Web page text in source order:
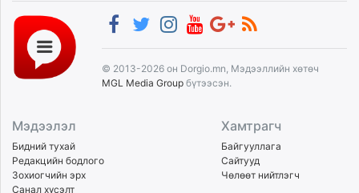
© 2013-2026 он Dorgio.mn, Мэдээллийн хөтөч
MGL Media Group бүтээсэн.
Мэдээлэл
Бидний тухай
Редакцийн бодлого
Зохиогчийн эрх
Санал хүсэлт
Хамтрагч
Байгууллага
Сайтууд
Чөлөөт нийтлэгч